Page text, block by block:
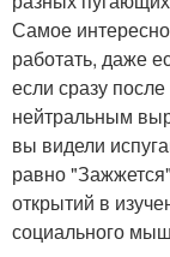
Самое
работать, даже
если сразу
нейтральным
вы видели
равно
открытий в
социального